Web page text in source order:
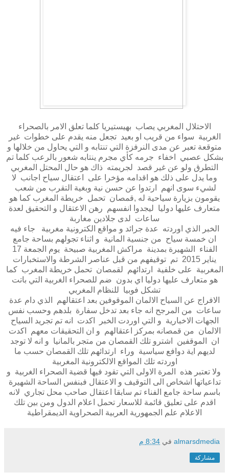
الاحتلال المغربي يصاب بهيستيريا كلما تعلق الامر بالصحراء
الغربية سواء من قريب او بعيد تجعل منه يقدم على خطوات غير
متوقعة تعبر عن مدى النرفزة التي تنتابه و التي يحاول من خلالها و
بشكل عصبي اخفاء جرمه كأي مجرم ينتابه شعور بالرعب كلما تم
التطرق ولو عن غير قصد لجريمته ذاك هو حال المحتل المغربي
وما يدل على ذلك هو اقدامه مؤخرا على اعتقال سياح اجانب لا
لشيء سوى انهم ارتدوا عن حسن نية وبغية التقرب من شعب
يقومون بزيارة سياحية له ,قمصان تحمل خريطة المغرب كما هو
متعارف عليها دوليا ليجدوا انفسهم رهن الاعتقال و التحقيق لعدة
ساعات لدى جلادين مغاربة
الخبر الذي اوردته عدة جرائد و مواقع الكترونية مغربية جاء فيه
ان خمسة سياح من جنسية المانية و اثناء تجولهم بساحة جامع
الفناء الشهيرة بمدينة مراكش المغربية صبيحة يوم الجمعة 17
يناير 2015 تم توقيفهم من قبل عناصر الشرطة والاستخبارات
المغربية على خلفية ارتدائهم لقمصان تحمل خريطة المغرب كما
هو متعارف عليها دوليا اي بدون ضم للصحراء الغربية التي باتت
تشكل فوبيا للنظام المغربي
الافراج عن السياح الالمان الموقوفين بعد اعتقالهم الذي دام عدة
ساعات من المرجح انه جاء بعد تدخل سفارة بلدهم وحسب نفس
الجهات الاخبارية و التي اوردت الخبر اكدت انه تم تجريد السياح
الالمان من قمصانه بمركز اعتقالهم و ان التحقيقات معهم اكدت
ان الموقفين اشترو تلك القمصان من متجر بالمانيا و انه لا توجد
لديهم اية دوافع سياسية وراء ارتدائهم تلك القمصان حسب ما
اوردته تلك المواقع الالكترونية المغربية
ولا تعتبر هذه المرة الاولى التي تقود فيها قضية الصحراء الغربية و
تداعياتها اشخاص الى التوقيف و الاعتقال فبنفس الساحة الشهيرة
باسم ساحة جامع الفناء تم سابقا اعتقال صاحب محل تجاري لانه
اقدم على تعليق قائمة للاسعار تحمل اعلام الدول ومن بين تلك
الاعلام علم الجمهورية العربية الصحراوية الديمقراطية
almarsdmedia في 8:34 م
مشاركة